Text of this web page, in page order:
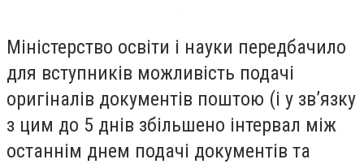
Міністерство освіти і науки передбачило
для вступників можливість подачі
оригіналів документів поштою (і у зв’язку
з цим до 5 днів збільшено інтервал між
останнім днем подачі документів та